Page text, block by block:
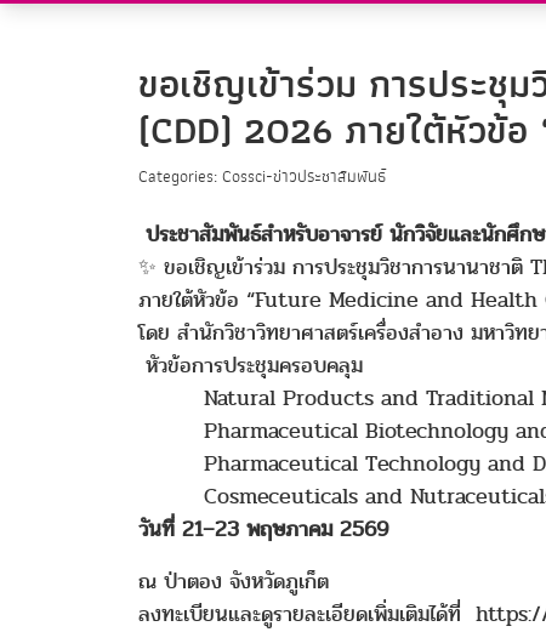
ขอเชิญเข้าร่วม การประชุ
(CDD) 2026 ภายใต้หัวข้
Categories: Cossci-ข่าวประชาสัมพันธ์
ประชาสัมพันธ์สำหรับอาจารย์ นักวิจัยและนักศึก
✨ ขอเชิญเข้าร่วม การประชุมวิชาการนานาช
ภายใต้หัวข้อ “Future Medicine and Health
โดย สำนักวิชาวิทยาศาสตร์เครื่องสำอาง มหาวิท
หัวข้อการประชุมครอบคลุม
Natural Products and Traditional
Pharmaceutical Biotechnology and
Pharmaceutical Technology and
Cosmeceuticals and
วันที่ 21–23 พฤษภาคม 2569
ณ ป่าตอง จังหวัดภูเก็ต
ลงทะเบียนและดูรายละเอียดเพิ่มเติมได้ที่